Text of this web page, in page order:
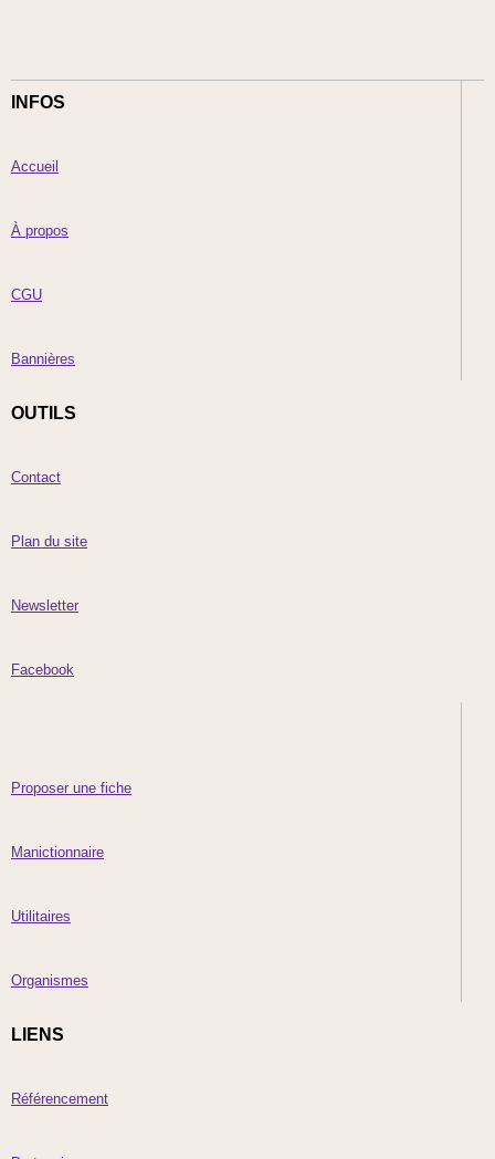
INFOS
Accueil
À propos
CGU
Bannières
OUTILS
Contact
Plan du site
Newsletter
Facebook
Proposer une fiche
Manictionnaire
Utilitaires
Organismes
LIENS
Référencement